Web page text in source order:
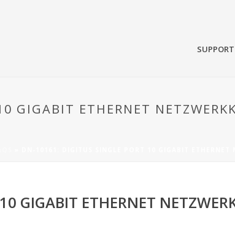
SUPPORT
ETHERNET
GIGABIT ETHERNET